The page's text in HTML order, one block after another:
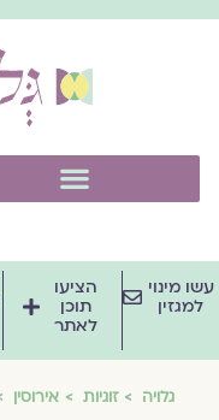
מינוי
למגזין
הציעו
תוכן
לאתר
גלויה זוגיות אירוסין